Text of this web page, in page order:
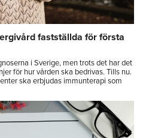
fastställda för första
i Sverige, men trots det har det
för hur vården ska bedrivas. Tills nu.
ska erbjudas immunterapi som